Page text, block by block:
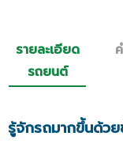
รายละเอียด
รถยนต์
รู้จักรถมากขึ้นด้ว